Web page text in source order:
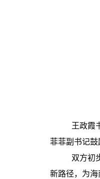
王政霞
菲菲副书记
双方初
新路径，为